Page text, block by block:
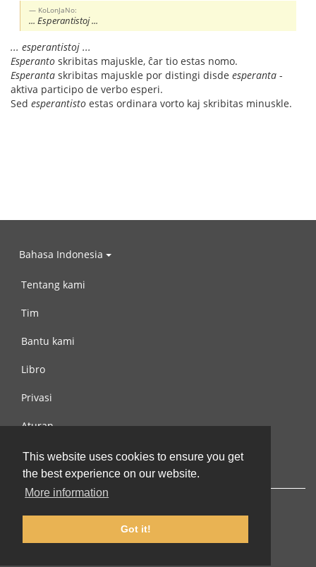
This website uses cookies to ensure you get
the best experience on our website.
More information
Got it!
KoLonJaNo:
... Esperantistoj ...
... esperantistoj ...
Esperanto skribitas majuskle, ĉar tio estas nomo.
Esperanta skribitas majuskle por distingi disde esperanta -
aktiva participo de verbo esperi.
Sed esperantisto estas ordinara vorto kaj skribitas minuskle.
Bahasa Indonesia
Tentang kami
Tim
Bantu kami
Libro
Privasi
Aturan
Hubungi kami
© 2002-2026 lernu.net |Impressum